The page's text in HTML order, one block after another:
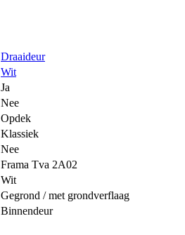
Draaideur
Wit
Ja
Nee
Opdek
Klassiek
Nee
Frama Tva 2A02
Wit
Gegrond / met grondverflaag
Binnendeur